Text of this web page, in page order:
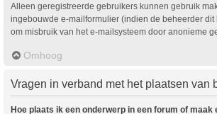
Alleen geregistreerde gebruikers kunnen gebruik
ingebouwde e-mailformulier (indien de beheerder dit
om misbruik van het e-mailsysteem door anonieme
Omhoog
Vragen in verband met het plaatsen van
Hoe plaats ik een onderwerp in een forum of maak